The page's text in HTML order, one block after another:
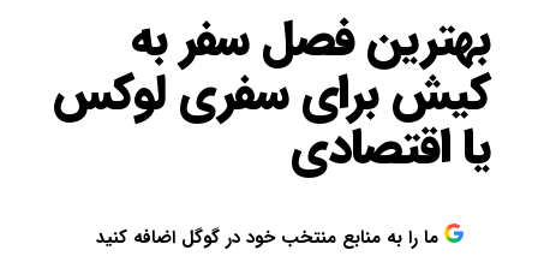
بهترین فصل سفر به
کیش برای سفری لوکس
یا اقتصادی
ما را به منابع منتخب خود در گوگل اضافه کنید